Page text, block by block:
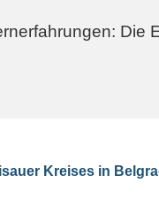
Die
Kreises in